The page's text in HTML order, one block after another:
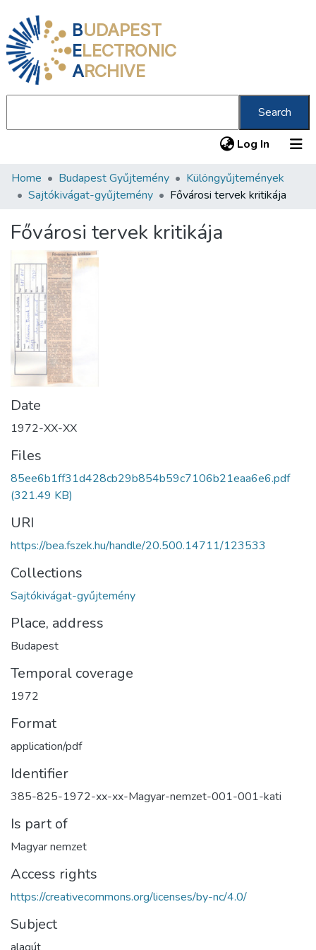
BUDAPEST
ELECTRONIC
ARCHIVE
Search
Log In (current)
Communities & Collections
Statistics
About us
Home Budapest Gyűjtemény
Különgyűjtemények
Sajtókivágat-gyűjtemény
Fővárosi tervek kritikája
Fővárosi tervek kritikája
Date
1972-XX-XX
Files
85ee6b1ff31d428cb29b854b59c7106b21eaa6e6.pdf
(321.49 KB)
URI
https://bea.fszek.hu/handle/20.500.14711/123533
Collections
Sajtókivágat-gyűjtemény
Place, address
Budapest
Temporal coverage
1972
Format
application/pdf
Identifier
385-825-1972-xx-xx-Magyar-nemzet-001-001-kati
Is part of
Magyar nemzet
Access rights
https://creativecommons.org/licenses/by-nc/4.0/
Subject
alagút